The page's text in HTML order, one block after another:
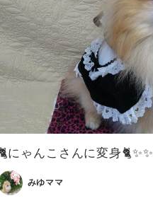
にゃんこさんに変身🐈✨✨
みゆママ